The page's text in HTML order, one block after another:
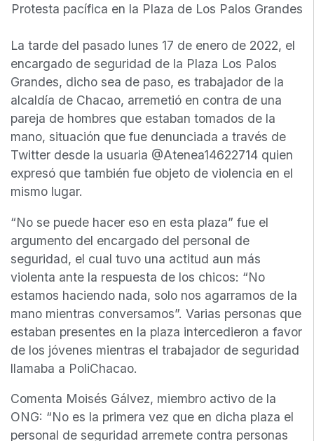
Protesta pacífica en la Plaza de Los Palos Grandes
La tarde del pasado lunes 17 de enero de 2022, el
encargado de seguridad de la Plaza Los Palos
Grandes, dicho sea de paso, es trabajador de la
alcaldía de Chacao, arremetió en contra de una
pareja de hombres que estaban tomados de la
mano, situación que fue denunciada a través de
Twitter desde la usuaria @Atenea14622714 quien
expresó que también fue objeto de violencia en el
mismo lugar.
“No se puede hacer eso en esta plaza” fue el
argumento del encargado del personal de
seguridad, el cual tuvo una actitud aun más
violenta ante la respuesta de los chicos: “No
estamos haciendo nada, solo nos agarramos de la
mano mientras conversamos”. Varias personas que
estaban presentes en la plaza intercedieron a favor
de los jóvenes mientras el trabajador de seguridad
llamaba a PoliChacao.
Comenta Moisés Gálvez, miembro activo de la
ONG: “No es la primera vez que en dicha plaza el
personal de seguridad arremete contra personas